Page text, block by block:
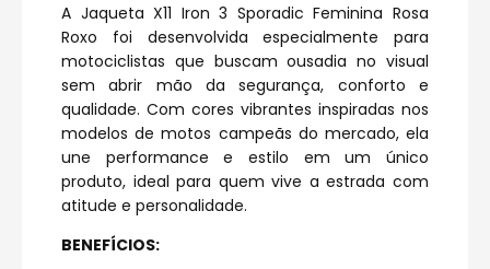
A Jaqueta X11 Iron 3 Sporadic Feminina Rosa
Roxo foi desenvolvida especialmente para
motociclistas que buscam ousadia no visual
sem abrir mão da segurança, conforto e
qualidade. Com cores vibrantes inspiradas nos
modelos de motos campeãs do mercado, ela
une performance e estilo em um único
produto, ideal para quem vive a estrada com
atitude e personalidade.
BENEFÍCIOS: